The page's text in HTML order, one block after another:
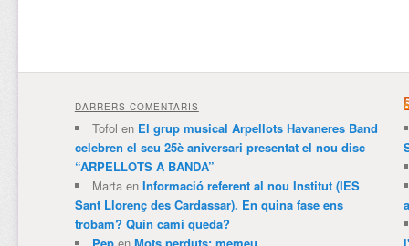
DARRERS COMENTARIS
Tofol en El grup musical Arpellots Havaneres Band
celebren el seu 25è aniversari presentat el nou disc
“ARPELLOTS A BANDA”
Martaen Informació referent al nou Institut (IES
Sant Llorenç des Cardassar). En quina fase ens
trobam? Quin camí queda?